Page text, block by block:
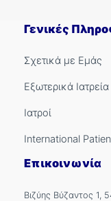
Γενικές
Σχετικά με Εμάς
Εξωτερικά Ιατρεία
Ιατροί
International
Επικοινωνία
Βιζύης Βύζαντος 1,